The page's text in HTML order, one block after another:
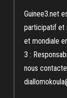
Guinee3.net
participatif et
et mondiale
3 :
nous